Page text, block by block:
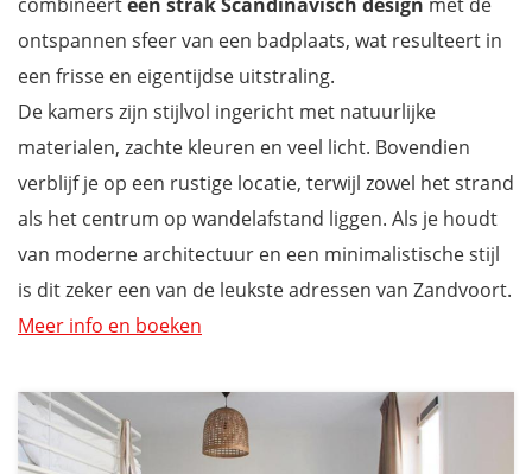
ontspannen sfeer van een badplaats, wat resulteert in
een frisse en eigentijdse uitstraling.
De kamers zijn stijlvol ingericht met natuurlijke
materialen, zachte kleuren en veel licht. Bovendien
verblijf je op een rustige locatie, terwijl zowel het strand
als het centrum op wandelafstand liggen. Als je houdt
van moderne architectuur en een minimalistische stijl
is dit zeker een van de leukste adressen van Zandvoort.
Meer info en boeken